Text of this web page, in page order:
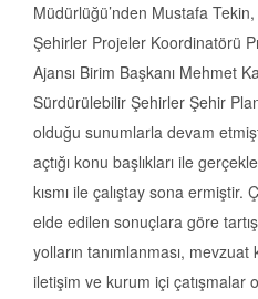
Müdürlüğü’nden Mustafa
Şehirler Projeler Koordinatörü
Ajansı Birim Başkanı Mehmet
Sürdürülebilir Şehirler Şehir
olduğu sunumlarla devam
açtığı konu başlıkları ile
kısmı ile çalıştay sona ermiştir.
elde edilen sonuçlara göre
yolların tanımlanması,
iletişim ve kurum içi çatışmalar